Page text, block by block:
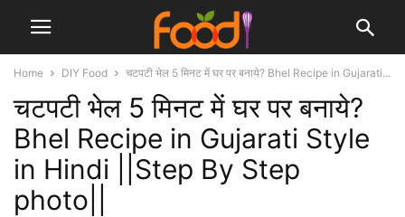
Home DIY Food चटपटी भेल 5 मिनट में घर पर बनाये? Bhel Recipe in Gujarati...
चटपटी भेल 5 मिनट में घर पर बनाये?
Bhel Recipe in Gujarati Style
in Hindi ||Step By Step
photo||